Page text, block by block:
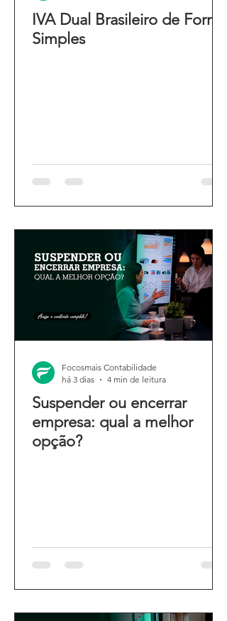
IVA Dual Brasileiro de Forma
Simples
Suspender ou encerrar
empresa: qual a melhor
opção?
Focosmais Contabilidade
há 3 dias
4 min de leitura